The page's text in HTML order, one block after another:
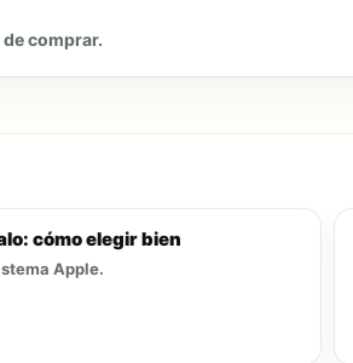
comprar.
cómo elegir bien
Apple.